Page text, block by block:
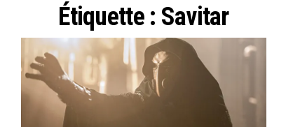
Étiquette : Savitar